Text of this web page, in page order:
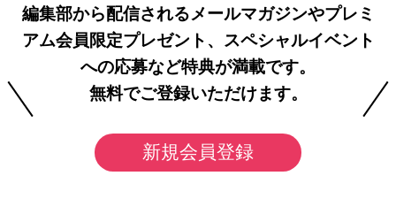
編集部から配信されるメールマガジンやプレミ
アム会員限定プレゼント、スペシャルイベント
への応募など特典が満載です。
無料でご登録いただけます。
新規会員登録